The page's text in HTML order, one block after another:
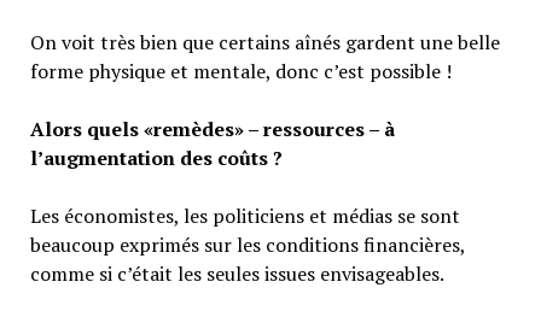
On voit très bien que certains aînés gardent une belle
forme physique et mentale, donc c’est possible !
Alors quels «remèdes» – ressources – à
l’augmentation des coûts ?
Les économistes, les politiciens et médias se sont
beaucoup exprimés sur les conditions financières,
comme si c’était les seules issues envisageables.